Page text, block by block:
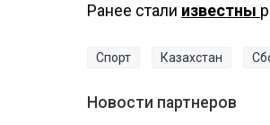
Ранее стали известны
Спорт Казахстан
Новости партнеров